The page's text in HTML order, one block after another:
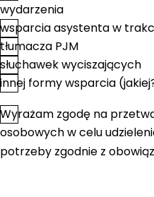
wydarzenia
wsparcia asystenta w
tłumacza PJM
słuchawek wyciszających
innej formy wsparcia
Zgoda*
Wyrażam zgodę na
osobowych w celu
potrzeby zgodnie z